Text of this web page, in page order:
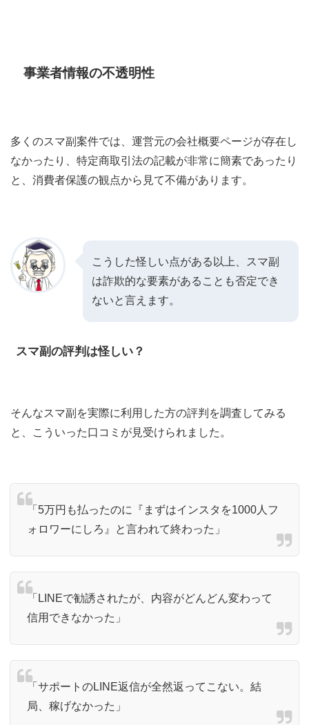
事業者情報の不透明性
多くのスマ副案件では、運営元の会社概要ページが存在し
なかったり、特定商取引法の記載が非常に簡素であったり
と、消費者保護の観点から見て不備があります。
こうした怪しい点がある以上、スマ副
は詐欺的な要素があることも否定でき
ないと言えます。
スマ副の評判は怪しい？
そんなスマ副を実際に利用した方の評判を調査してみる
と、こういった口コミが見受けられました。
「5万円も払ったのに『まずはインスタを1000人フ
ォロワーにしろ』と言われて終わった」
「LINEで勧誘されたが、内容がどんどん変わって
信用できなかった」
「サポートのLINE返信が全然返ってこない。結
局、稼げなかった」